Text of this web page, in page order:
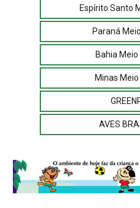
Espírito Santo
Paraná
Bahia
Minas
AVES